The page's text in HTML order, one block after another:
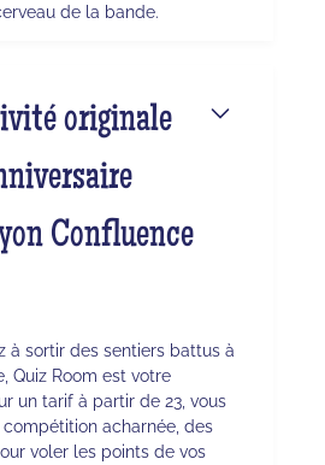
de la bande.
originale
Confluence
à sortir des sentiers battus à
Quiz Room est votre
un tarif à partir de 23, vous
acharnée, des
voler les points de vos